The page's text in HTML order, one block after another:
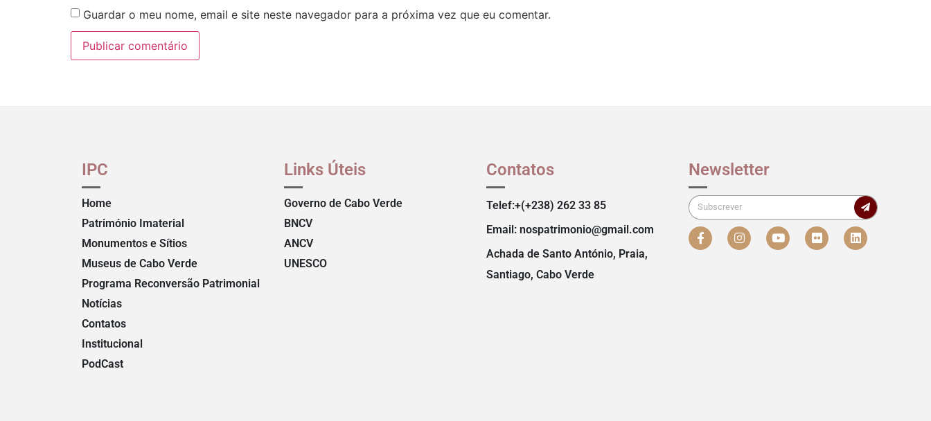
Guardar o meu nome, email e site neste navegador para a próxima vez que eu comentar.
IPC
Home
Património Imaterial
Monumentos e Sítios
Museus de Cabo Verde
Programa Reconversão Patrimonial
Notícias
Contatos
Institucional
PodCast
Links Úteis
Governo de Cabo Verde
BNCV
ANCV
UNESCO
Contatos
Telef:+(+238) 262 33 85
Email: nospatrimonio@gmail.com
Achada de Santo António, Praia,
Santiago, Cabo Verde
Newsletter